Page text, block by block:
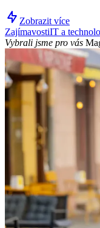
Zobrazit více
ZajímavostiIT a
Vybrali jsme pro vás